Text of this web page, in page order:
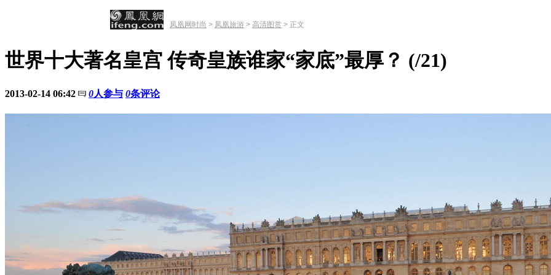
凤凰网时尚 > 凤凰旅游 > 高清图赏 > 正文
世界十大著名皇宫 传奇皇族谁家“家底”最厚？ (/21)
2013-02-14 06:42 0人参与 0条评论